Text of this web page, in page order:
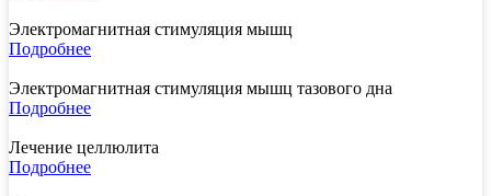
Электромагнитная стимуляция мышц
Подробнее
Электромагнитная стимуляция мышц тазового дна
Подробнее
Лечение целлюлита
Подробнее